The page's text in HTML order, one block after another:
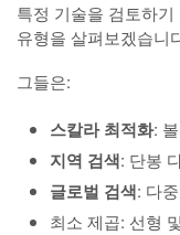
특정 기술을 검토하
유형을 살펴보겠습니
그들은:
스칼라 최적화:
지역 검색: 단봉
글로벌 검색: 다
최소 제곱: 선형